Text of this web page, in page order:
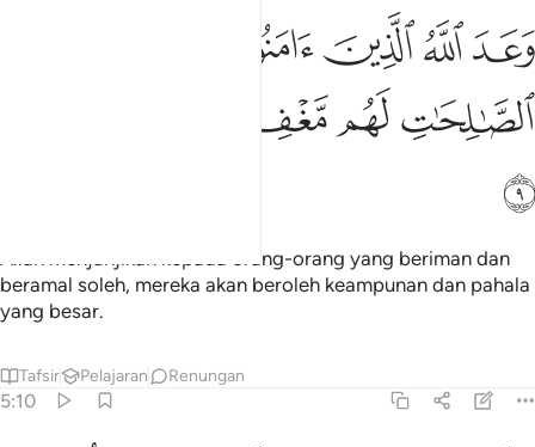
وعد الله الذين امنوا وعملوا الصالحات لهم مغفرة واجر عظيم ٩
وَعَدَ ٱللَّهُ ٱلَّذِينَ ءَامَنُوا۟ وَعَمِلُوا۟ ٱلصَّـٰلِحَـٰتِ ۙ لَهُم مَّغْفِرَةٌۭ
ﲷﲸﲹﲺ
ﲼﲽﲾ
ﳁ
Allah menjanjikan kepada orang-orang yang beriman dan
beramal soleh, mereka akan beroleh keampunan dan pahala
yang besar.
Tafsir Pelajaran Renungan
5:10